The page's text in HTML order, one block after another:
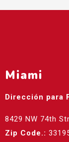
Miami
Dirección para
8429 NW 74th
Zip Code.: